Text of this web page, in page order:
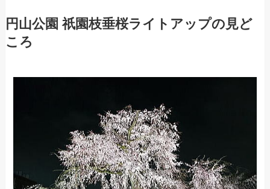
円山公園 祇園枝垂桜ライトアップの見ど
ころ